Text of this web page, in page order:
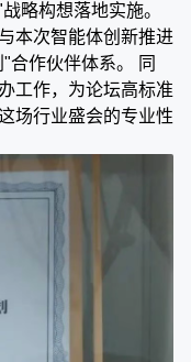
略构想落地实施。
本次智能体创新推进
合作伙伴体系。 同
工作，为论坛高标准
场行业盛会的专业性